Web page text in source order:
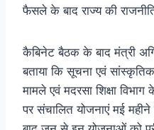
फैसले के बाद राज्य की
कैबिनेट बैठक के बाद मंत्री
बताया कि सूचना एवं
मामले एवं मदरसा शिक्षा
पर संचालित योजनाएं मई